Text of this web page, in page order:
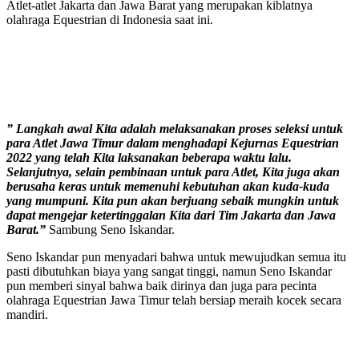
Atlet-atlet Jakarta dan Jawa Barat yang merupakan kiblatnya
olahraga Equestrian di Indonesia saat ini.
” Langkah awal Kita adalah melaksanakan proses seleksi untuk
para Atlet Jawa Timur dalam menghadapi Kejurnas Equestrian
2022 yang telah Kita laksanakan beberapa waktu lalu.
Selanjutnya, selain pembinaan untuk para Atlet, Kita juga akan
berusaha keras untuk memenuhi kebutuhan akan kuda-kuda
yang mumpuni. Kita pun akan berjuang sebaik mungkin untuk
dapat mengejar ketertinggalan Kita dari Tim Jakarta dan Jawa
Barat.” Sambung Seno Iskandar.
Seno Iskandar pun menyadari bahwa untuk mewujudkan semua itu
pasti dibutuhkan biaya yang sangat tinggi, namun Seno Iskandar
pun memberi sinyal bahwa baik dirinya dan juga para pecinta
olahraga Equestrian Jawa Timur telah bersiap meraih kocek secara
mandiri.